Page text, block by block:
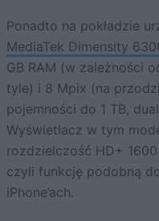
Ponadto na pokładzie
MediaTek Dimensity
GB RAM (w zależności
tyle) i 8 Mpix (na
pojemności do 1 TB,
Wyświetlacz w tym
rozdzielczość HD+
czyli funkcję podobną
iPhone’ach.